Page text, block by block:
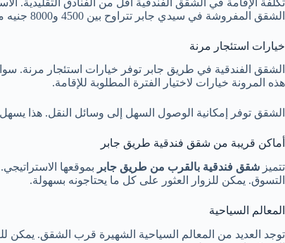
الشقق المفروشة في سيدي جابر تتراوح بين 4500 و8000 جنيه مصري، مما يعكس قيمتها الممتازة
خيارات استئجار مرنة
الشقق الفندقية في طريق جابر توفر خيارات استئجار مرنة.
هذه المرونة خيارات لاختيار الفترة المطلوبة للإقامة.
الشقق توفر إمكانية الوصول السهل إلى وسائل النقل. هذا
أماكن قريبة من شقق فندقية طريق جابر
تتميز شقق فندقية بالقرب من طريق جابر بموقعها
التسوق. يمكن للزوار العثور على كل ما يحتاجونه بسهولة.
المعالم السياحية
توجد العديد من المعالم السياحية الشهيرة قرب الشقق. يمكن